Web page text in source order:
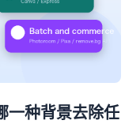
一种背景去除任